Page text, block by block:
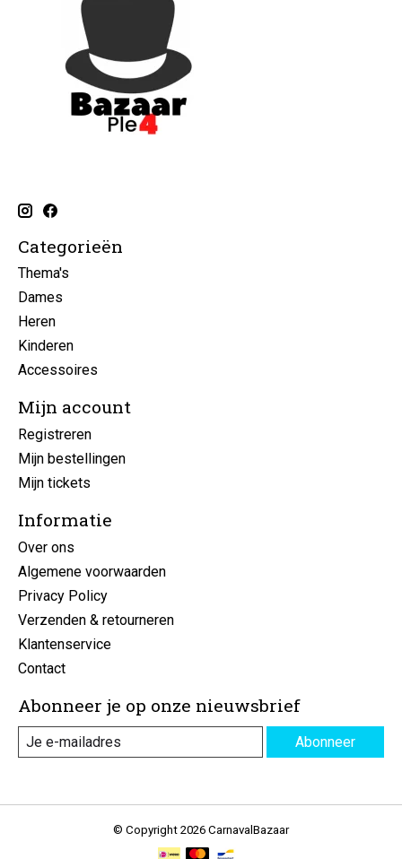
Categorieën
Thema's
Dames
Heren
Kinderen
Accessoires
Mijn account
Registreren
Mijn bestellingen
Mijn tickets
Informatie
Over ons
Algemene voorwaarden
Privacy Policy
Verzenden & retourneren
Klantenservice
Contact
Abonneer je op onze nieuwsbrief
Abonneer
© Copyright 2026 CarnavalBazaar